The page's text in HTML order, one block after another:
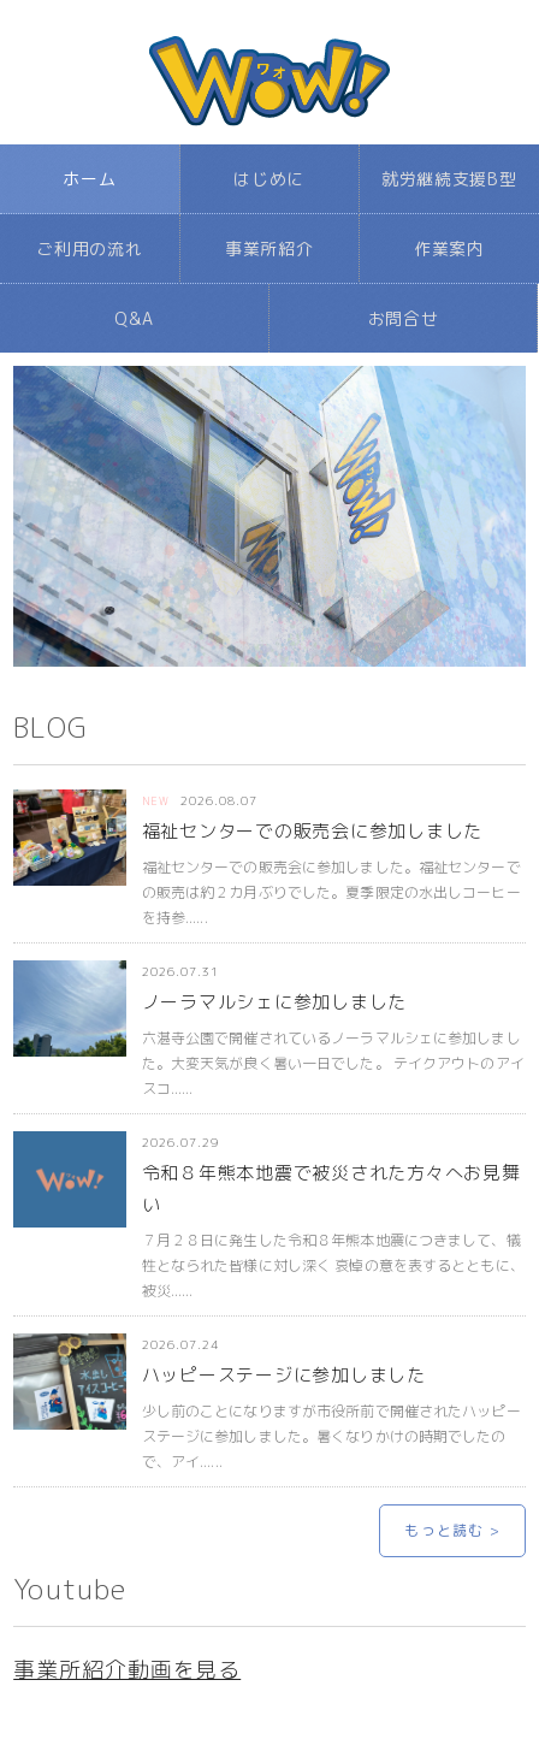
ホーム はじめに 就労継続支援B型
ご利用の流れ 事業所紹介 作業案内
Q&A お問合せ
BLOG
NEW 2026.08.07
福祉センターでの販売会に参加しました
福祉センターでの販売会に参加しました。福祉センターで
の販売は約２カ月ぶりでした。夏季限定の水出しコーヒー
を持参......
2026.07.31
ノーラマルシェに参加しました
六湛寺公園で開催されているノーラマルシェに参加しまし
た。大変天気が良く暑い一日でした。 テイクアウトのアイ
スコ......
2026.07.29
令和８年熊本地震で被災された方々へお見舞
い
７月２８日に発生した令和８年熊本地震につきまして、犠
牲となられた皆様に対し深く 哀悼の意を表するとともに、
被災......
2026.07.24
ハッピーステージに参加しました
少し前のことになりますが市役所前で開催されたハッピー
ステージに参加しました。暑くなりかけの時期でしたの
で、アイ......
もっと読む >
Youtube
事業所紹介動画を見る